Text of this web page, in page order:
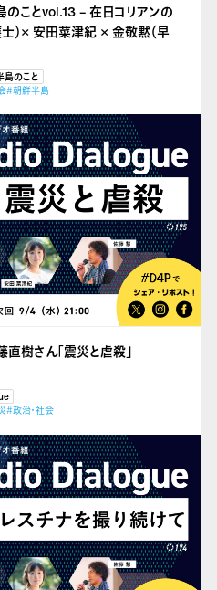
ことvol.13 – 在日コリアンの
）× 安田菜津紀 × 金敬黙（早
島のこと
#朝鮮半島
樹さん「震災と虐殺」
#政治・社会